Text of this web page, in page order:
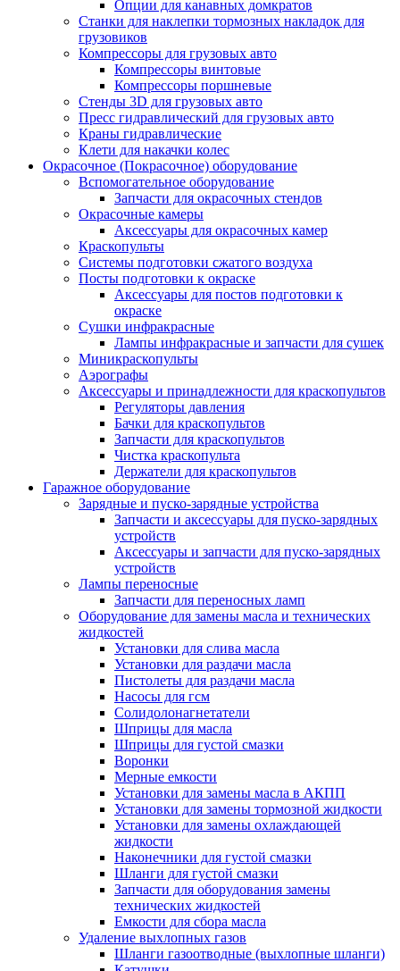
Опции для канавных домкратов
Станки для наклепки тормозных накладок для
грузовиков
Компрессоры для грузовых авто
Компрессоры винтовые
Компрессоры поршневые
Стенды 3D для грузовых авто
Пресс гидравлический для грузовых авто
Краны гидравлические
Клети для накачки колес
Окрасочное (Покрасочное) оборудование
Вспомогательное оборудование
Запчасти для окрасочных стендов
Окрасочные камеры
Аксессуары для окрасочных камер
Краскопульты
Системы подготовки сжатого воздуха
Посты подготовки к окраске
Аксессуары для постов подготовки к
окраске
Сушки инфракрасные
Лампы инфракрасные и запчасти для сушек
Миникраскопульты
Аэрографы
Аксессуары и принадлежности для краскопультов
Регуляторы давления
Бачки для краскопультов
Запчасти для краскопультов
Чистка краскопульта
Держатели для краскопультов
Гаражное оборудование
Зарядные и пуско-зарядные устройства
Запчасти и аксессуары для пуско-зарядных
устройств
Аксессуары и запчасти для пуско-зарядных
устройств
Лампы переносные
Запчасти для переносных ламп
Оборудование для замены масла и технических
жидкостей
Установки для слива масла
Установки для раздачи масла
Пистолеты для раздачи масла
Насосы для гсм
Солидолонагнетатели
Шприцы для масла
Шприцы для густой смазки
Воронки
Мерные емкости
Установки для замены масла в АКПП
Установки для замены тормозной жидкости
Установки для замены охлаждающей
жидкости
Наконечники для густой смазки
Шланги для густой смазки
Запчасти для оборудования замены
технических жидкостей
Емкости для сбора масла
Удаление выхлопных газов
Шланги газоотводные (выхлопные шланги)